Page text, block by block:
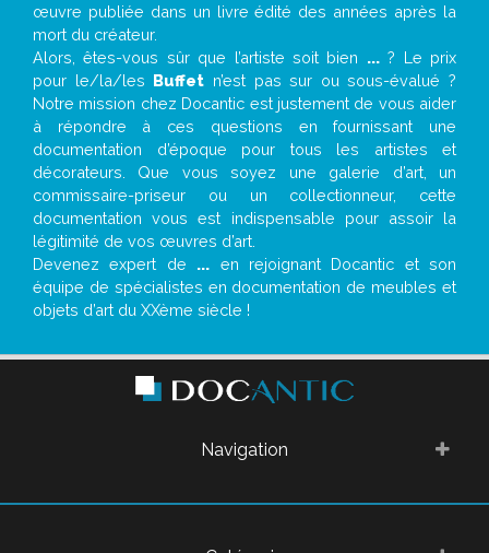
œuvre publiée dans un livre édité des années après la
mort du créateur.
Alors, êtes-vous sûr que l’artiste soit bien ...? Le prix
pour le/la/les Buffet n’est pas sur ou sous-évalué ?
Notre mission chez Docantic est justement de vous aider
à répondre à ces questions en fournissant une
documentation d’époque pour tous les artistes et
décorateurs. Que vous soyez une galerie d’art, un
commissaire-priseur ou un collectionneur, cette
documentation vous est indispensable pour assoir la
légitimité de vos œuvres d’art.
Devenez expert de ... en rejoignant Docantic et son
équipe de spécialistes en documentation de meubles et
objets d’art du XXème siècle !
Navigation